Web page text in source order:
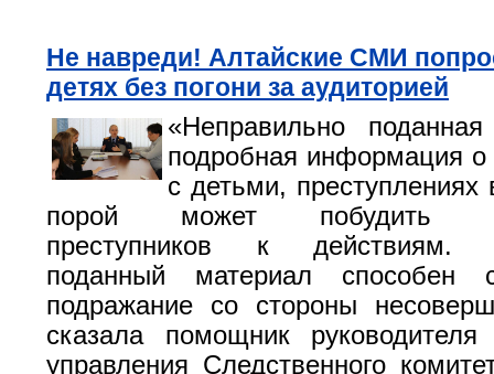
Не навреди! Алтайские СМИ
детях без погони за аудиторией
«Неправильно
подробная информация о
с детьми, преступлениях
порой может побудить
преступников к действиям.
поданный материал способен
подражание со стороны
сказала помощник руководителя
управления Следственного